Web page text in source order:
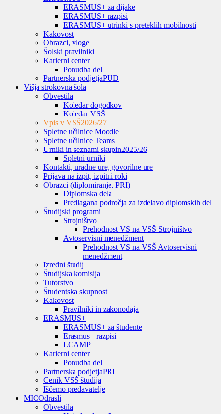
ERASMUS+ za dijake
ERASMUS+ razpisi
ERASMUS+ utrinki s preteklih mobilnosti
Kakovost
Obrazci, vloge
Šolski pravilniki
Karierni center
Ponudba del
Partnerska podjetjaPUD
Višja strokovna šola
Obvestila
Koledar dogodkov
Koledar VSŠ
Vpis v VSŠ2026/27
Spletne učilnice Moodle
Spletne učilnice Teams
Urniki in seznami skupin2025/26
Spletni urniki
Kontakti, uradne ure, govorilne ure
Prijava na izpit, izpitni roki
Obrazci (diplomiranje, PRI)
Diplomska dela
Predlagana področja za izdelavo diplomskih del
Študijski programi
Strojništvo
Prehodnost VS na VSŠ Strojništvo
Avtoservisni menedžment
Prehodnost VS na VSŠ Avtoservisni
menedžment
Izredni študij
Študijska komisija
Tutorstvo
Študentska skupnost
Kakovost
Pravilniki in zakonodaja
ERASMUS+
ERASMUS+ za študente
Erasmus+ razpisi
LCAMP
Karierni center
Ponudba del
Partnerska podjetjaPRI
Cenik VSŠ študija
Iščemo predavatelje
MICOdrasli
Obvestila